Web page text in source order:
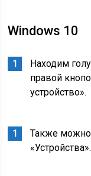
Windows 10
Находим
правой
устройство».
Также можно
«Устройства».